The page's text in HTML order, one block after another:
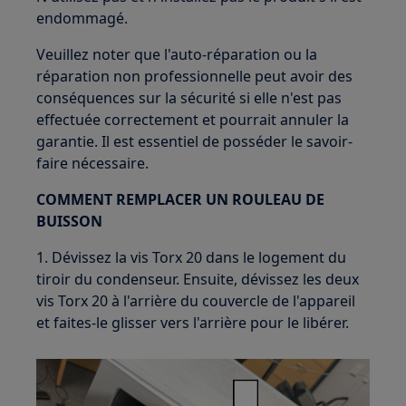
endommagé.
Veuillez noter que l'auto-réparation ou la
réparation non professionnelle peut avoir des
conséquences sur la sécurité si elle n'est pas
effectuée correctement et pourrait annuler la
garantie. Il est essentiel de posséder le savoir-
faire nécessaire.
COMMENT REMPLACER UN ROULEAU DE
BUISSON
1. Dévissez la vis Torx 20 dans le logement du
tiroir du condenseur. Ensuite, dévissez les deux
vis Torx 20 à l'arrière du couvercle de l'appareil
et faites-le glisser vers l'arrière pour le libérer.